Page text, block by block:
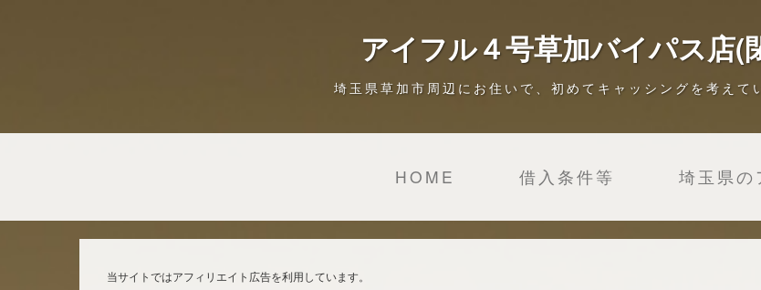
アイフル４号草加バイパス店(
埼玉県草加市周辺にお住いで、初めてキャッシングを考えて
HOME 借入条件等 埼玉県の
当サイトではアフィリエイト広告を利用しています。